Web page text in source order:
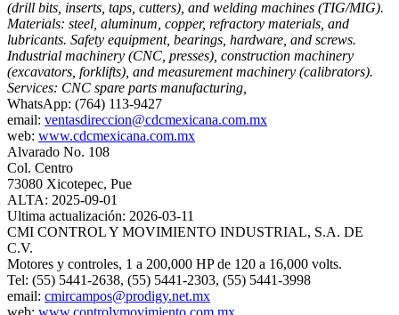
(drill bits, inserts, taps, cutters), and welding machines (TIG/MIG).
Materials: steel, aluminum, copper, refractory materials, and
lubricants. Safety equipment, bearings, hardware, and screws.
Industrial machinery (CNC, presses), construction machinery
(excavators, forklifts), and measurement machinery (calibrators).
Services: CNC spare parts manufacturing,
WhatsApp: (764) 113-9427
email: ventasdireccion@cdcmexicana.com.mx
web: www.cdcmexicana.com.mx
Alvarado No. 108
Col. Centro
73080 Xicotepec, Pue
ALTA: 2025-09-01
Ultima actualización: 2026-03-11
CMI CONTROL Y MOVIMIENTO INDUSTRIAL, S.A. DE
C.V.
Motores y controles, 1 a 200,000 HP de 120 a 16,000 volts.
Tel: (55) 5441-2638, (55) 5441-2303, (55) 5441-3998
email: cmircampos@prodigy.net.mx
web: www.controlymovimiento.com.mx